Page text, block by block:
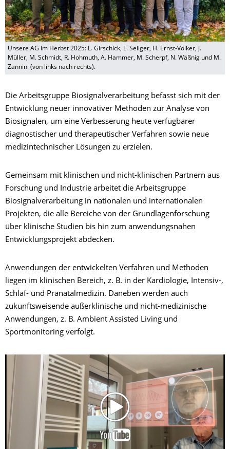
Unsere AG im Herbst 2025: L. Girschick, L. Seliger, H. Ernst-Völker, J.
Müller, M. Schmidt, R. Hohmuth, A. Hammer, M. Scherpf, N. Wäßnig und M.
Zannini (von links nach rechts).
Die Arbeitsgruppe Biosignalverarbeitung befasst sich mit der
Entwicklung neuer innovativer Methoden zur Analyse von
Biosignalen, um eine Verbesserung heute verfügbarer
diagnostischer und therapeutischer Verfahren sowie neue
medizintechnischer Lösungen zu erzielen.
Gemeinsam mit klinischen und nicht-klinischen Partnern aus
Forschung und Industrie arbeitet die Arbeitsgruppe
Biosignalverarbeitung in nationalen und internationalen
Projekten, die alle Bereiche von der Grundlagenforschung
über klinische Studien bis hin zum anwendungsnahen
Entwicklungsprojekt abdecken.
Anwendungen der entwickelten Verfahren und Methoden
liegen im klinischen Bereich, z. B. in der Kardiologie, Intensiv-,
Schlaf- und Pränatalmedizin. Daneben werden auch
zukunftsweisende außerklinische und nicht-medizinische
Anwendungen, z. B. Ambient Assisted Living und
Sportmonitoring verfolgt.